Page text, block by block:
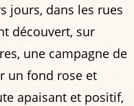
jours, dans les rues
découvert, sur
une campagne de
un fond rose et
apaisant et positif,